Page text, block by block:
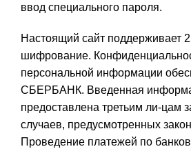
ввод специального пароля.
Настоящий сайт поддерживает
шифрование.
персональной информации
СБЕРБАНК. Введенная
предоставлена третьим ли-цам
случаев, предусмотренных
Проведение платежей по